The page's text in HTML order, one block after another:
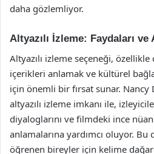
daha gözlemliyor.
Altyazılı İzleme: Faydaları ve
Altyazılı izleme seçeneği,
içerikleri anlamak ve kültürel
için önemli bir fırsat sunar.
altyazılı izleme imkanı ile,
diyaloglarını ve filmdeki ince
anlamalarına yardımcı oluyor.
öğrenen bireyler için kelime